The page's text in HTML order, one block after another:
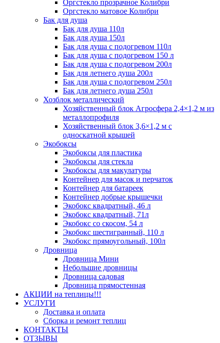
Оргстекло прозрачное Колибри
Оргстекло матовое Колибри
Бак для душа
Бак для душа 110л
Бак для душа 150л
Бак для душа с подогревом 110л
Бак для душа с подогревом 150 л
Бак для душа с подогревом 200л
Бак для летнего душа 200л
Бак для душа с подогревом 250л
Бак для летнего душа 250л
Хозблок металлический
Хозяйственный блок Агросфера 2,4×1,2 м из
металлопрофиля
Хозяйственный блок 3,6×1,2 м с
односкатной крышей
Экобоксы
Экобоксы для пластика
Экобоксы для стекла
Экобоксы для макулатуры
Контейнер для масок и перчаток
Контейнер для батареек
Контейнер добрые крышечки
Экобокс квадратный, 46 л
Экобокс квадратный, 71л
Экобокс со скосом, 54 л
Экобокс шестигранный, 110 л
Экобокс прямоугольный, 100л
Дровница
Дровница Мини
Небольшие дровницы
Дровница садовая
Дровница прямостенная
АКЦИИ на теплицы!!!
УСЛУГИ
Доставка и оплата
Сборка и ремонт теплиц
КОНТАКТЫ
ОТЗЫВЫ